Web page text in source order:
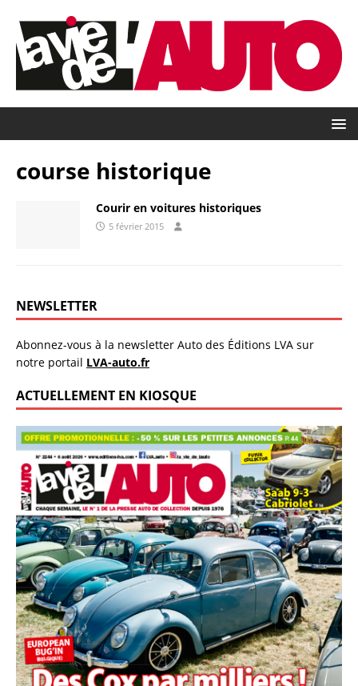
course historique
Courir en voitures historiques
5 février 2015
NEWSLETTER
Abonnez-vous à la newsletter Auto des Éditions LVA sur
notre portail LVA-auto.fr
ACTUELLEMENT EN KIOSQUE